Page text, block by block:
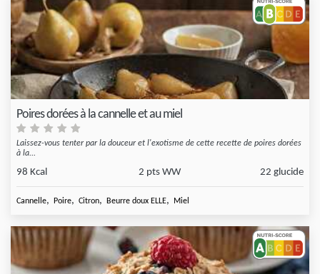
Poires dorées à la cannelle et au miel
Laissez-vous tenter par la douceur et l'exotisme de cette recette de poires dorées
à la...
98 Kcal 2 pts WW 22 glucide
Cannelle, Poire, Citron, Beurre doux ELLE, Miel